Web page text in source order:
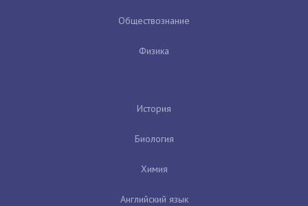
Обществознание
Физика
История
Биология
Химия
Английский язык